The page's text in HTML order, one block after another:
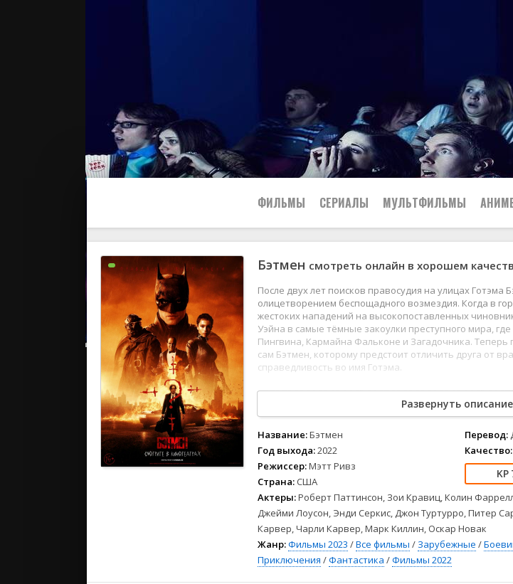
ФИЛЬМЫ
Все
2024
2023
2022
2021
Русские
Зарубежные
Военные
Детективы
Детские
Драмы
СЕРИАЛЫ МУЛЬТФИЛЬМЫ
Бэтмен смотреть онлайн в хорошем
После двух лет поисков правосудия на улицах Готэма
олицетворением беспощадного возмездия. Когда в
жестоких нападений на высокопоставленных
Уэйна в самые тёмные закоулки преступного мира,
Пингвина, Кармайна Фальконе и Загадочника. Теперь
сам Бэтмен, которому предстоит отличить друга от
справедливость во имя Готэма.
777879808182838485868788899091929394959697
смотреть онлайн в хорошем качестве HD 720p, FullHD
интернета бесплатно.
Развернуть описание
Название:Бэтмен
Год выхода:2022
Режиссер:Мэтт Ривз
Страна: США
Перевод:
Качество:
Актеры:Роберт Паттинсон, Зои Кравиц, Колин
Джейми Лоусон, Энди Серкис, Джон Туртурро, Питер
Карвер, Чарли Карвер, Марк Киллин, Оскар Новак
Жанр:Фильмы 2023 /Все фильмы / Зарубежные /
Приключения /Фантастика /Фильмы 2022